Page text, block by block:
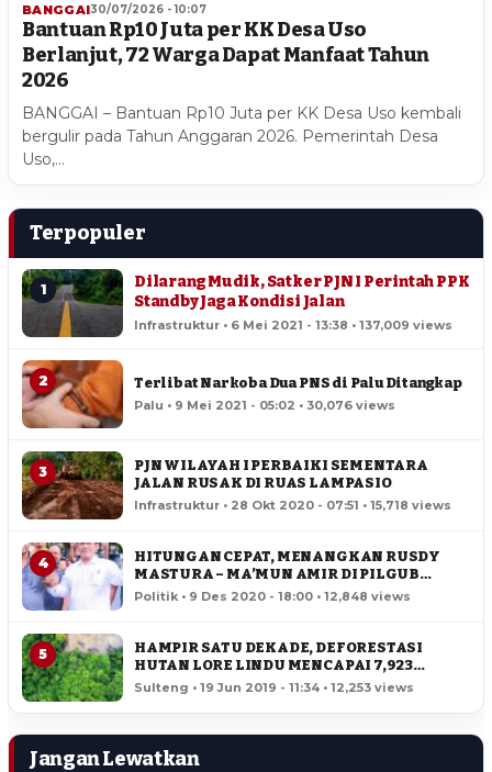
BANGGAI30/07/2026 - 10:07
Bantuan Rp10 Juta per KK Desa Uso
Berlanjut, 72 Warga Dapat Manfaat Tahun
2026
BANGGAI – Bantuan Rp10 Juta per KK Desa Uso kembali
bergulir pada Tahun Anggaran 2026. Pemerintah Desa
Uso,…
Terpopuler
1
Dilarang Mudik, Satker PJN I Perintah PPK
Standby Jaga Kondisi Jalan
Infrastruktur • 6 Mei 2021 - 13:38 • 137,009 views
2 Terlibat Narkoba Dua PNS di Palu Ditangkap
Palu • 9 Mei 2021 - 05:02 • 30,076 views
3
PJN WILAYAH I PERBAIKI SEMENTARA
JALAN RUSAK DI RUAS LAMPASIO
Infrastruktur • 28 Okt 2020 - 07:51 • 15,718 views
4
HITUNGAN CEPAT, MENANGKAN RUSDY
MASTURA – MA’MUN AMIR DI PILGUB
SULTENG
Politik • 9 Des 2020 - 18:00 • 12,848 views
5
HAMPIR SATU DEKADE, DEFORESTASI
HUTAN LORE LINDU MENCAPAI 7,923
HEKTAR
Sulteng • 19 Jun 2019 - 11:34 • 12,253 views
Jangan Lewatkan